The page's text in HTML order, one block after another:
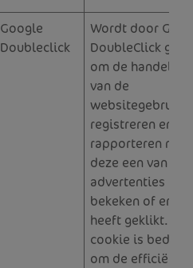
Google
Doubleclick
Wordt door
DoubleClick
om de
van de
registreren en te
rapporteren
deze een van de
advertenties
bekeken of erop
heeft geklikt.
cookie is
om de